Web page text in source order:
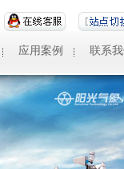
应用案例 联系我